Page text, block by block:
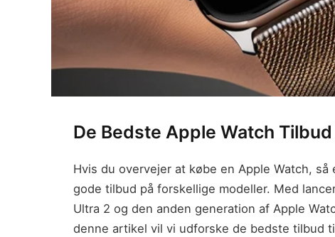
De Bedste Apple Watch
Hvis du overvejer at købe en Apple Watch,
gode tilbud på forskellige modeller. Med
Ultra 2 og den anden generation af Apple
denne artikel vil vi udforske de bedste tilbud